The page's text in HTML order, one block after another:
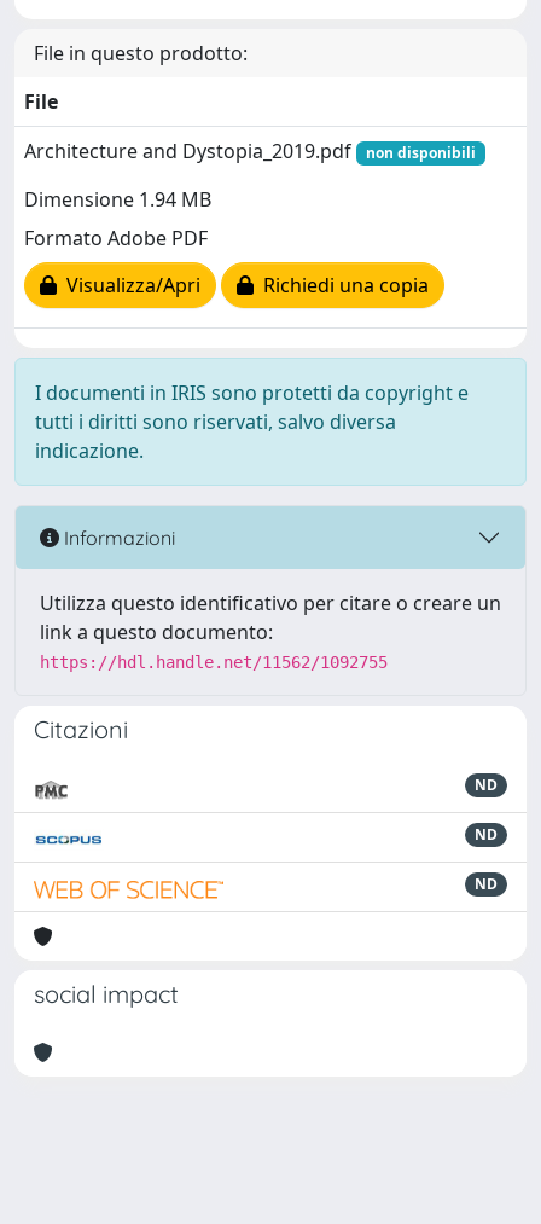
File in questo prodotto:
File
Architecture and Dystopia_2019.pdf
non disponibili
Dimensione 1.94 MB
Formato Adobe PDF
Visualizza/Apri
Richiedi una copia
I documenti in IRIS sono protetti da copyright e
tutti i diritti sono riservati, salvo diversa
indicazione.
Informazioni
Utilizza questo identificativo per citare o creare un
link a questo documento:
https://hdl.handle.net/11562/1092755
Citazioni
ND
ND
ND
social impact